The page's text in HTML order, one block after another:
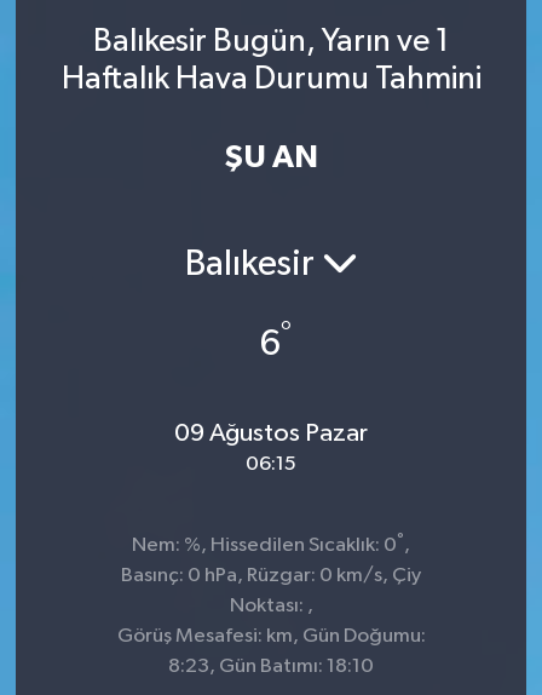
Balıkesir Bugün, Yarın ve 1
Haftalık Hava Durumu Tahmini
ŞU AN
Balıkesir
6°
09 Ağustos Pazar
06:15
Nem: %, Hissedilen Sıcaklık: 0° ,
Basınç: 0 hPa, Rüzgar: 0 km/s, Çiy
Noktası: ,
Görüş Mesafesi: km, Gün Doğumu:
8:23, Gün Batımı: 18:10
SINAVLAR
AKADEMİK/BİLİM